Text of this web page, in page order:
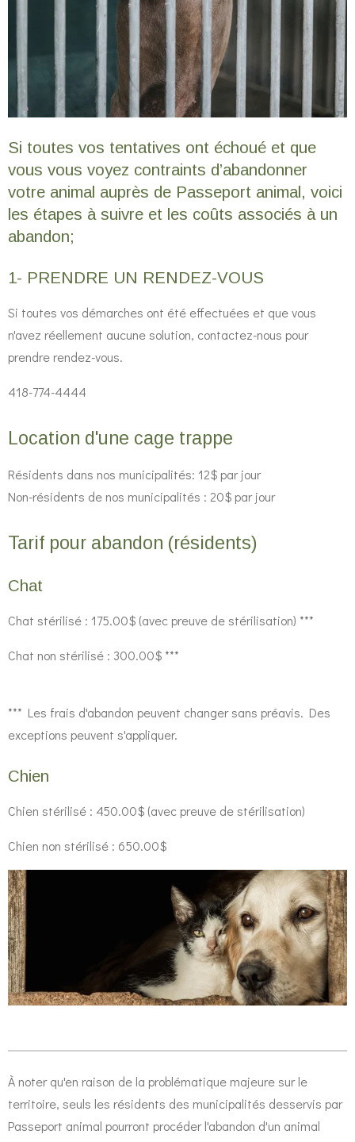
Si toutes vos tentatives ont échoué et que
vous vous voyez contraints d’abandonner
votre animal auprès de Passeport animal, voici
les étapes à suivre et les coûts associés à un
abandon;
1- PRENDRE UN RENDEZ-VOUS
Si toutes vos démarches ont été effectuées et que vous
n'avez réellement aucune solution, contactez-nous pour
prendre rendez-vous.
418-774-4444
Location d'une cage trappe
Résidents dans nos municipalités: 12$ par jour
Non-résidents de nos municipalités : 20$ par jour
Tarif pour abandon (résidents)
Chat
Chat stérilisé : 175.00$ (avec preuve de stérilisation) ***
Chat non stérilisé : 300.00$ ***
*** Les frais d'abandon peuvent changer sans préavis. Des
exceptions peuvent s'appliquer.
Chien
Chien stérilisé : 450.00$ (avec preuve de stérilisation)
Chien non stérilisé : 650.00$
À noter qu'en raison de la problématique majeure sur le
territoire, seuls les résidents des municipalités desservis par
Passeport animal pourront procéder l'abandon d'un animal